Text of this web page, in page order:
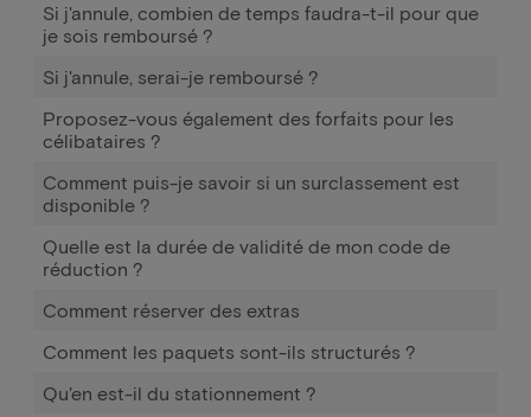
Si j'annule, combien de temps faudra-t-il pour que
je sois remboursé ?
Si j'annule, serai-je remboursé ?
Proposez-vous également des forfaits pour les
célibataires ?
Comment puis-je savoir si un surclassement est
disponible ?
Quelle est la durée de validité de mon code de
réduction ?
Comment réserver des extras
Comment les paquets sont-ils structurés ?
Qu'en est-il du stationnement ?